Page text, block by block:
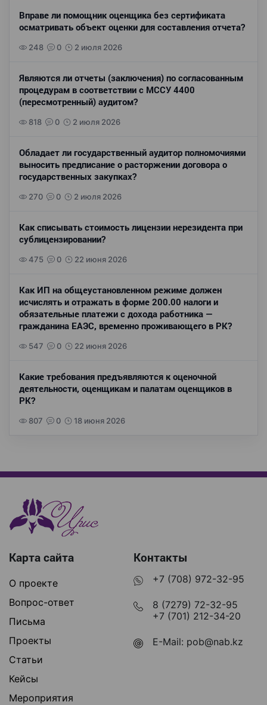
Вправе ли помощник оценщика без сертификата
осматривать объект оценки для составления отчета?
248 0 2 июля 2026
Являются ли отчеты (заключения) по согласованным
процедурам в соответствии с МССУ 4400
(пересмотренный) аудитом?
818 0 2 июля 2026
Обладает ли государственный аудитор полномочиями
выносить предписание о расторжении договора о
государственных закупках?
270 0 2 июля 2026
Как списывать стоимость лицензии нерезидента при
сублицензировании?
475 0 22 июня 2026
Как ИП на общеустановленном режиме должен
исчислять и отражать в форме 200.00 налоги и
обязательные платежи с дохода работника —
гражданина ЕАЭС, временно проживающего в РК?
547 0 22 июня 2026
Какие требования предъявляются к оценочной
деятельности, оценщикам и палатам оценщиков в
РК?
807 0 18 июня 2026
Карта сайта
О проекте
Вопрос-ответ
Письма
Проекты
Статьи
Кейсы
Мероприятия
Контакты
+7 (708) 972-32-95
8 (7279) 72-32-95
+7 (701) 212-34-20
E-Mail: pob@nab.kz